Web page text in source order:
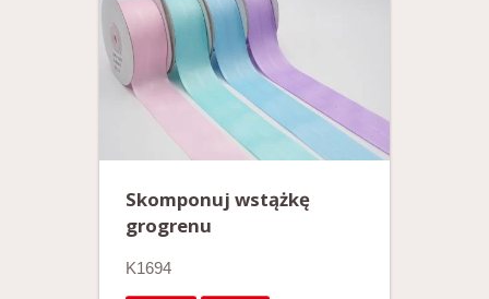
Skomponuj wstążkę
grogrenu
K1694